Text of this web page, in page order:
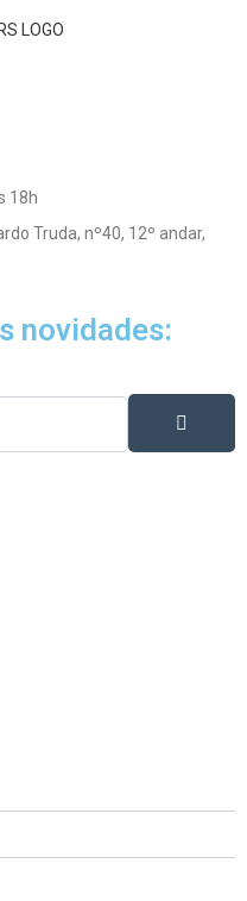
18h
Truda, nº40, 12º andar,
novidades: